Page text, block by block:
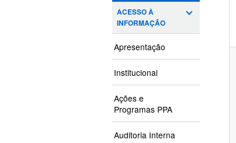
ACESSO À
INFORMAÇÃO
Apresentação
Institucional
Ações e
Programas PPA
Auditoria Interna